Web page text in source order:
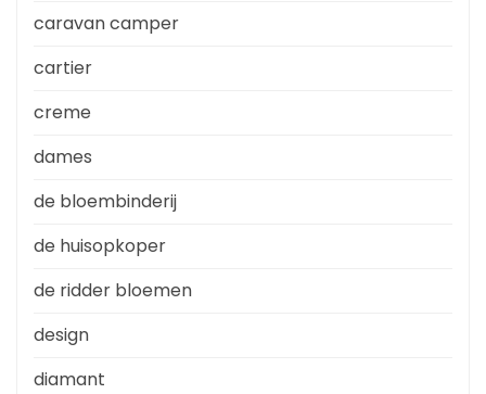
caravan camper
cartier
creme
dames
de bloembinderij
de huisopkoper
de ridder bloemen
design
diamant